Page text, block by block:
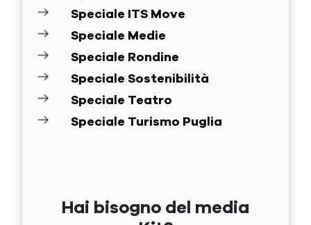
Speciale ITS Move
Speciale Medie
Speciale Rondine
Speciale Sostenibilità
Speciale Teatro
Speciale Turismo Puglia
Hai bisogno del media